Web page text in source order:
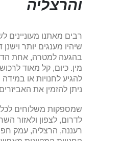
רבים מאתנו מעוניינים
שיהיו מענגים יותר
בהגעה למטרה, אחת
מין. כיום, קל מאוד
להגיע לחנויות או
ניתן להזמין את
שמספקות משלוחים
לדרום, לצפון ולאזור
רעננה, הרצליה, עמק